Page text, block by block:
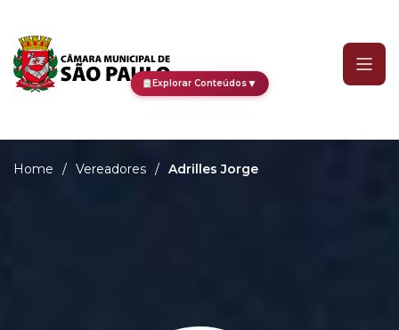
Explorar Conteúdos▼
Home / Vereadores / Adrilles Jorge